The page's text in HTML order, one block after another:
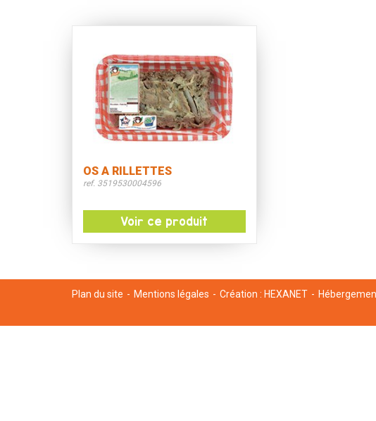
OS A RILLETTES
ref. 3519530004596
Voir ce produit
Plan du site Mentions légales Création : HEXANET